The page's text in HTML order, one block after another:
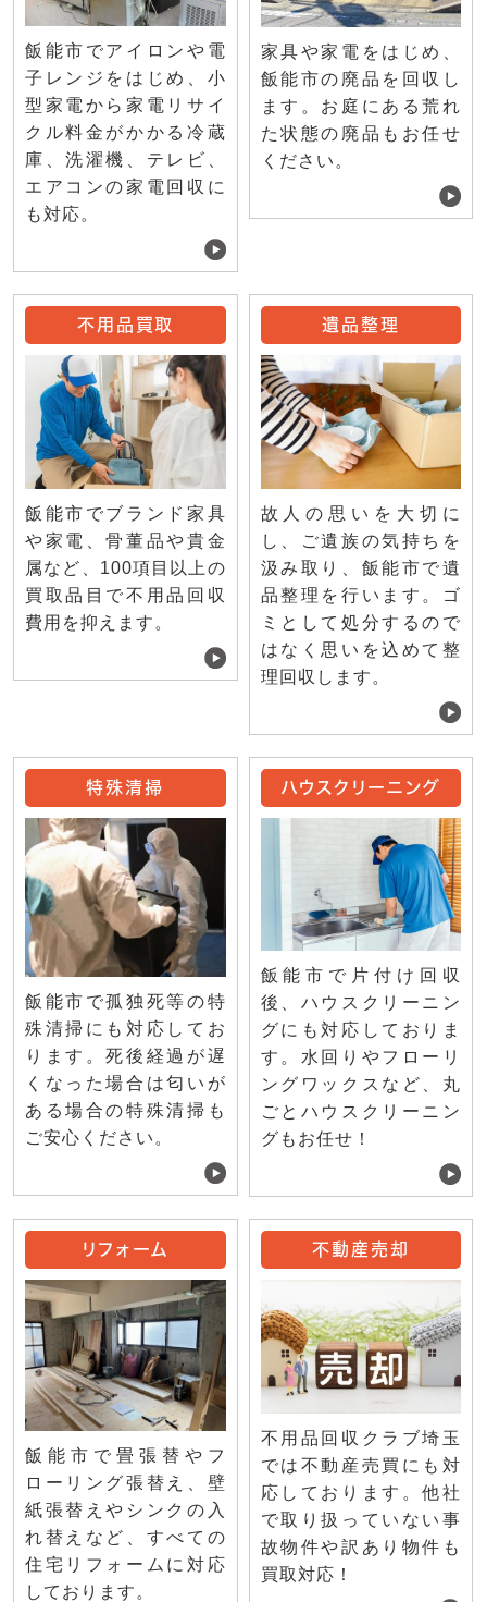
飯能市でアイロンや電
子レンジをはじめ、小
型家電から家電リサイ
クル料金がかかる冷蔵
庫、洗濯機、テレビ、
エアコンの家電回収に
も対応。
家具や家電をはじめ、
飯能市の廃品を回収し
ます。お庭にある荒れ
た状態の廃品もお任せ
ください。
不用品買取
飯能市でブランド家具
や家電、骨董品や貴金
属など、100項目以上の
買取品目で不用品回収
費用を抑えます。
遺品整理
故人の思いを大切に
し、ご遺族の気持ちを
汲み取り、飯能市で遺
品整理を行います。ゴ
ミとして処分するので
はなく思いを込めて整
理回収します。
特殊清掃
飯能市で孤独死等の特
殊清掃にも対応してお
ります。死後経過が遅
くなった場合は匂いが
ある場合の特殊清掃も
ご安心ください。
ハウスクリーニング
飯能市で片付け回収
後、ハウスクリーニン
グにも対応しておりま
す。水回りやフローリ
ングワックスなど、丸
ごとハウスクリーニン
グもお任せ！
リフォーム
飯能市で畳張替やフ
ローリング張替え、壁
紙張替えやシンクの入
れ替えなど、すべての
住宅リフォームに対応
しております。
不動産売却
不用品回収クラブ埼玉
では不動産売買にも対
応しております。他社
で取り扱っていない事
故物件や訳あり物件も
買取対応！